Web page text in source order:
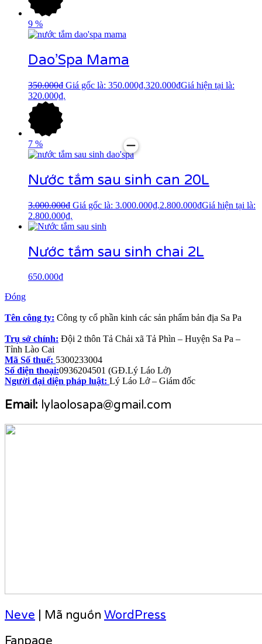
9 %
Dao’Spa Mama
350.000₫ Giá gốc là: 350.000₫.320.000₫Giá hiện tại là:
320.000₫.
7 %
Nước tắm sau sinh can 20L
3.000.000₫ Giá gốc là: 3.000.000₫.2.800.000₫Giá hiện tại là:
2.800.000₫.
Nước tắm sau sinh chai 2L
650.000₫
Đóng
Tên công ty: Công ty cổ phần kinh các sản phẩm bản địa Sa Pa
Trụ sở chính: Đội 2 thôn Tả Chải xã Tả Phìn – Huyện Sa Pa –
Tỉnh Lào Cai
Mã Số thuế: 5300233004
Số điện thoại:0936204501 (GĐ.Lý Láo Lở)
Người đại diện pháp luật: Lý Láo Lở – Giám đốc
Email: lylaolosapa@gmail.com
Neve | Mã nguồn WordPress